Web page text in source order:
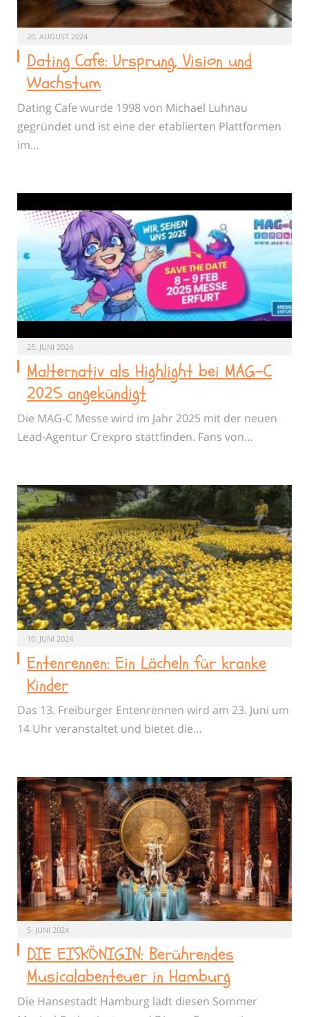
20. AUGUST 2024
Dating Cafe: Ursprung, Vision und
Wachstum
Dating Cafe wurde 1998 von Michael Luhnau
gegründet und ist eine der etablierten Plattformen
im…
25. JUNI 2024
Malternativ als Highlight bei MAG-C
2025 angekündigt
Die MAG-C Messe wird im Jahr 2025 mit der neuen
Lead-Agentur Crexpro stattfinden. Fans von…
10. JUNI 2024
Entenrennen: Ein Lächeln für kranke
Kinder
Das 13. Freiburger Entenrennen wird am 23. Juni um
14 Uhr veranstaltet und bietet die…
5. JUNI 2024
DIE EISKÖNIGIN: Berührendes
Musicalabenteuer in Hamburg
Die Hansestadt Hamburg lädt diesen Sommer